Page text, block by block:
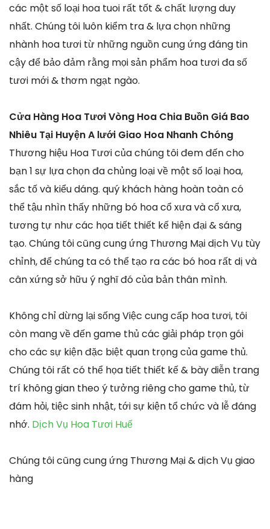
các một số loại hoa tuoi rất tốt & chất lượng duy
nhất. Chúng tôi luôn kiểm tra & lựa chọn những
nhành hoa tươi từ những nguồn cung ứng đáng tin
cậy để bảo đảm rằng mọi sản phẩm hoa tươi đa số
tươi mới & thơm ngạt ngào.
Cửa Hàng Hoa Tươi Vòng Hoa Chia Buồn Giá Bao
Nhiêu Tại Huyện A lưới Giao Hoa Nhanh Chóng
Thương hiệu Hoa Tươi của chúng tôi đem đến cho
bạn 1 sự lựa chọn đa chủng loại về một số loại hoa,
sắc tố và kiểu dáng. quý khách hàng hoàn toàn có
thể tậu nhìn thấy những bó hoa cổ xưa và cổ xưa,
tương tự như các họa tiết thiết kế hiện đại & sáng
tạo. Chúng tôi cũng cung ứng Thương Mại dịch Vụ tùy
chỉnh, để chúng ta có thể tạo ra các bó hoa rất dị và
cân xứng sở hữu ý nghĩ đó của bản thân mình.
Không chỉ dừng lại sống Việc cung cấp hoa tươi, tôi
còn mang về đến game thủ các giải pháp trọn gói
cho các sự kiện đặc biệt quan trọng của game thủ.
Chúng tôi rất có thể họa tiết thiết kế & bày diễn trang
trí không gian theo ý tưởng riêng cho game thủ, từ
đám hỏi, tiệc sinh nhật, tới sự kiện tổ chức và lễ đáng
nhớ. Dịch Vụ Hoa Tươi Huế
Chúng tôi cũng cung ứng Thương Mại & dịch Vụ giao
hàng